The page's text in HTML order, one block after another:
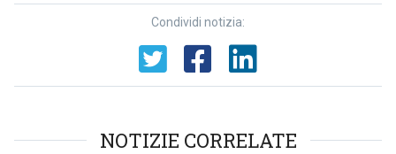
Condividi notizia:
NOTIZIE CORRELATE